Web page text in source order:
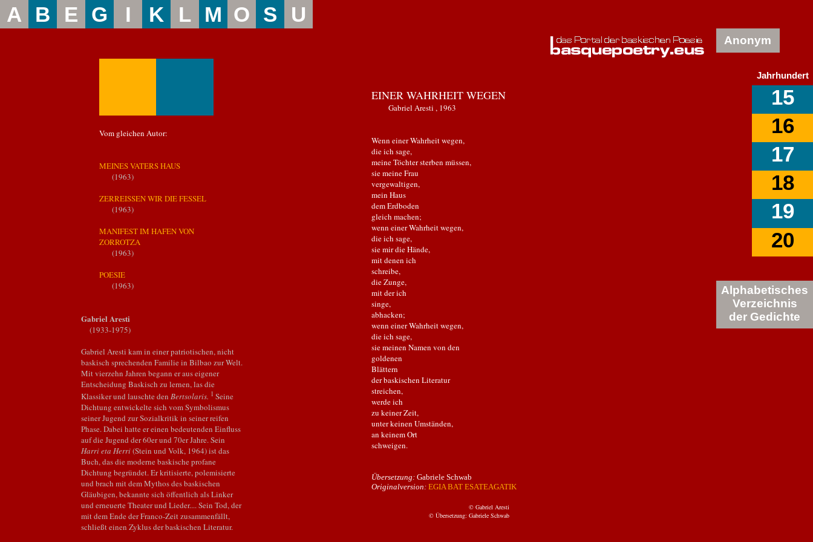
A B E G I K L M O S U
Vom gleichen Autor:
MEINES VATERS HAUS
(1963)
ZERREISSEN WIR DIE FESSEL
(1963)
MANIFEST IM HAFEN VON
ZORROTZA
(1963)
POESIE
(1963)
Gabriel Aresti
(1933-1975)
Gabriel Aresti kam in einer patriotischen, nicht
baskisch sprechenden Familie in Bilbao zur Welt.
Mit vierzehn Jahren begann er aus eigener
Entscheidung Baskisch zu lernen, las die
Klassiker und lauschte denBertsolaris. 1 Seine
Dichtung entwickelte sich vom Symbolismus
seiner Jugend zur Sozialkritik in seiner reifen
Phase. Dabei hatte er einen bedeutenden Einfluss
auf die Jugend der 60er und 70er Jahre. Sein
Harri eta Herri(Stein und Volk, 1964) ist das
Buch, das die moderne baskische profane
Dichtung begründet. Er kritisierte, polemisierte
und brach mit dem Mythos des baskischen
Gläubigen, bekannte sich öffentlich als Linker
und erneuerte Theater und Lieder.... Sein Tod, der
mit dem Ende der Franco-Zeit zusammenfällt,
schließt einen Zyklus der baskischen Literatur.
EINER WAHRHEIT WEGEN
Gabriel Aresti , 1963
Wenn einer Wahrheit wegen,
die ich sage,
meine Töchter sterben müssen,
sie meine Frau
vergewaltigen,
mein Haus
dem Erdboden
gleich machen;
wenn einer Wahrheit wegen,
die ich sage,
sie mir die Hände,
mit denen ich
schreibe,
die Zunge,
mit der ich
singe,
abhacken;
wenn einer Wahrheit wegen,
die ich sage,
sie meinen Namen von den
goldenen
Blättern
der baskischen Literatur
streichen,
werde ich
zu keiner Zeit,
unter keinen Umständen,
an keinem Ort
schweigen.
Übersetzung: Gabriele Schwab
Originalversion: EGIA BAT ESATEAGATIK
© Gabriel Aresti
© Übersetzung: Gabriele Schwab
Anonym
Jahrhundert
15
16
17
18
19
20
Alphabetisches
Verzeichnis
der Gedichte